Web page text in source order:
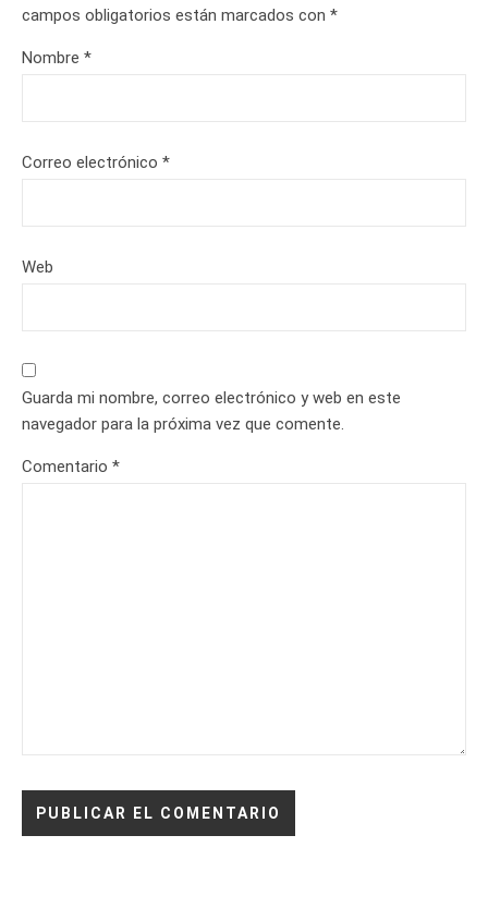
campos obligatorios están marcados con *
Nombre *
Correo electrónico *
Web
Guarda mi nombre, correo electrónico y web en este
navegador para la próxima vez que comente.
Comentario *